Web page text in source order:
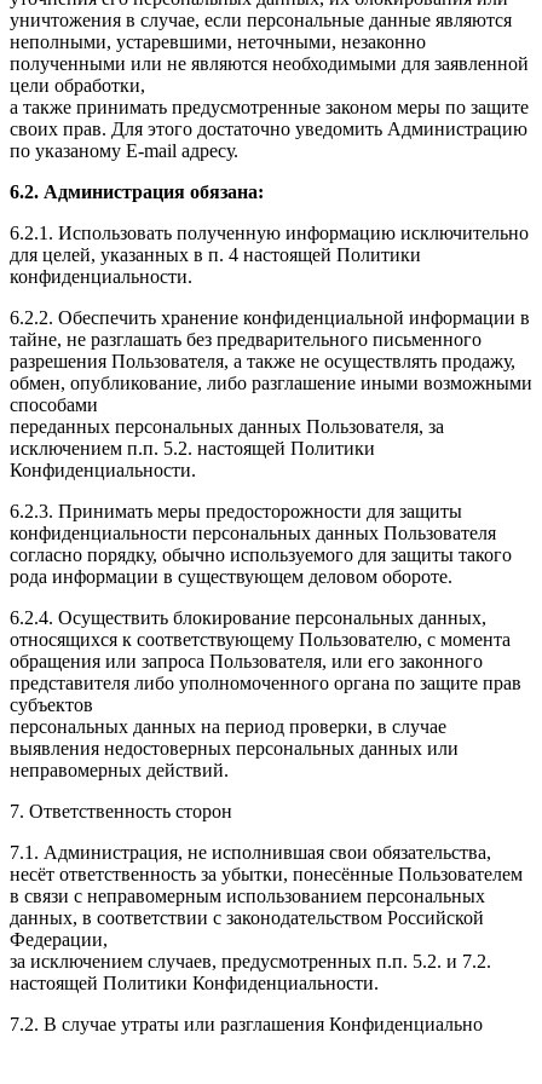
уничтожения в случае, если персональные данные являются
неполными, устаревшими, неточными, незаконно
полученными или не являются необходимыми для заявленной
цели обработки,
а также принимать предусмотренные законом меры по защите
своих прав. Для этого достаточно уведомить Администрацию
по указаному E-mail адресу.
6.2. Администрация обязана:
6.2.1. Использовать полученную информацию исключительно
для целей, указанных в п. 4 настоящей Политики
конфиденциальности.
6.2.2. Обеспечить хранение конфиденциальной информации в
тайне, не разглашать без предварительного письменного
разрешения Пользователя, а также не осуществлять продажу,
обмен, опубликование, либо разглашение иными возможными
способами
переданных персональных данных Пользователя, за
исключением п.п. 5.2. настоящей Политики
Конфиденциальности.
6.2.3. Принимать меры предосторожности для защиты
конфиденциальности персональных данных Пользователя
согласно порядку, обычно используемого для защиты такого
рода информации в существующем деловом обороте.
6.2.4. Осуществить блокирование персональных данных,
относящихся к соответствующему Пользователю, с момента
обращения или запроса Пользователя, или его законного
представителя либо уполномоченного органа по защите прав
субъектов
персональных данных на период проверки, в случае
выявления недостоверных персональных данных или
неправомерных действий.
7. Ответственность сторон
7.1. Администрация, не исполнившая свои обязательства,
несёт ответственность за убытки, понесённые Пользователем
в связи с неправомерным использованием персональных
данных, в соответствии с законодательством Российской
Федерации,
за исключением случаев, предусмотренных п.п. 5.2. и 7.2.
настоящей Политики Конфиденциальности.
7.2. В случае утраты или разглашения Конфиденциально